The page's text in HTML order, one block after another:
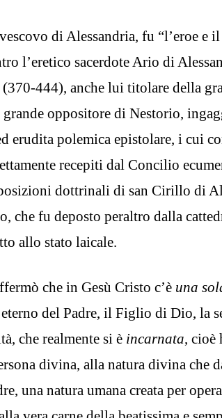
di Alessandria, fu “l’eroe e
l’eretico sacerdote Ario di
444), anche lui titolare della
oppositore di Nestorio,
erudita polemica epistolare, i cui
recepiti dal Concilio
dottrinali di san Cirillo di
che fu deposto peraltro dalla
allo stato laicale.
che in Gesù Cristo c’è una
del Padre, il Figlio di Dio, la
che realmente si è incarnata, cioè
divina, alla natura divina che
una natura umana creata per